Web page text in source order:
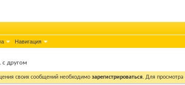
Навигация
другом
своих сообщений необходимо зарегистрироваться. Для